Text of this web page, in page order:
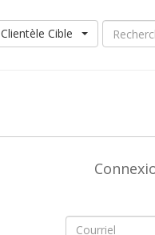
Clientèle Cible